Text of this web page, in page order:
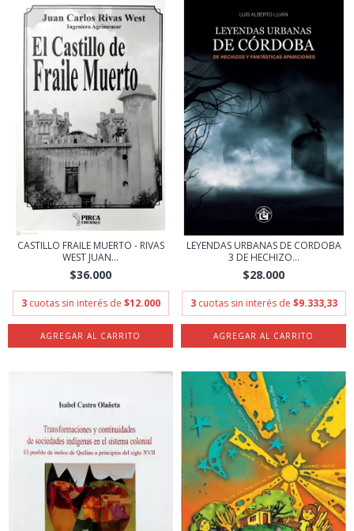
CASTILLO FRAILE MUERTO - RIVAS
WEST JUAN...
$36.000
3 cuotas sin interés de $12.000
LEYENDAS URBANAS DE CORDOBA
3 DE HECHIZO...
$28.000
3 cuotas sin interés de $9.333,33